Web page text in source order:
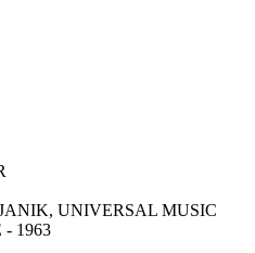
UNIVERSAL MUSIC
1963